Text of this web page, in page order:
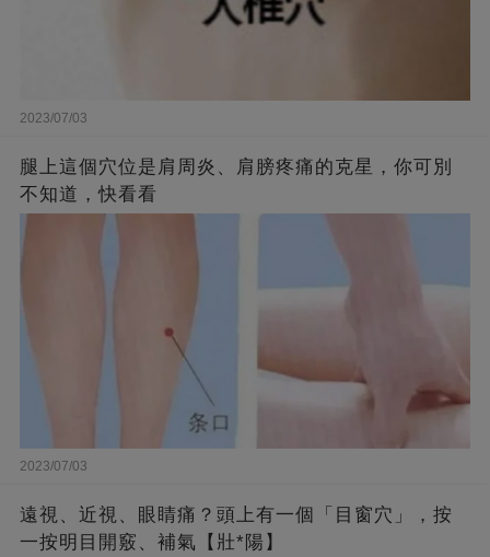
2023/07/03
腿上這個穴位是肩周炎、肩膀疼痛的克星，你可別
不知道，快看看
2023/07/03
遠視、近視、眼睛痛？頭上有一個「目窗穴」，按
一按明目開竅、補氣【壯*陽】